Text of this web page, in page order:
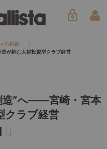
の挑戦
が挑む人材投資型クラブ経営
造”へ――宮崎・宮本
クラブ経営